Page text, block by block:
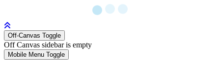
Off-Canvas Toggle
Off Canvas sidebar is empty
Mobile Menu Toggle